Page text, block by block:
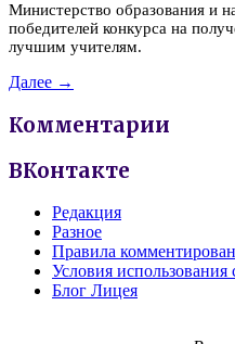
Министерство образования и
победителей конкурса на
лучшим учителям.
Далее →
Комментарии
ВКонтакте
Редакция
Разное
Правила
Условия использования
Блог Лицея